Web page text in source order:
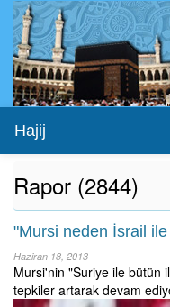
Hajij
Rapor (2844)
"Mursi neden İsrail
Haziran 18, 2013
Mursi'nin "Suriye ile bütün
tepkiler artarak devam